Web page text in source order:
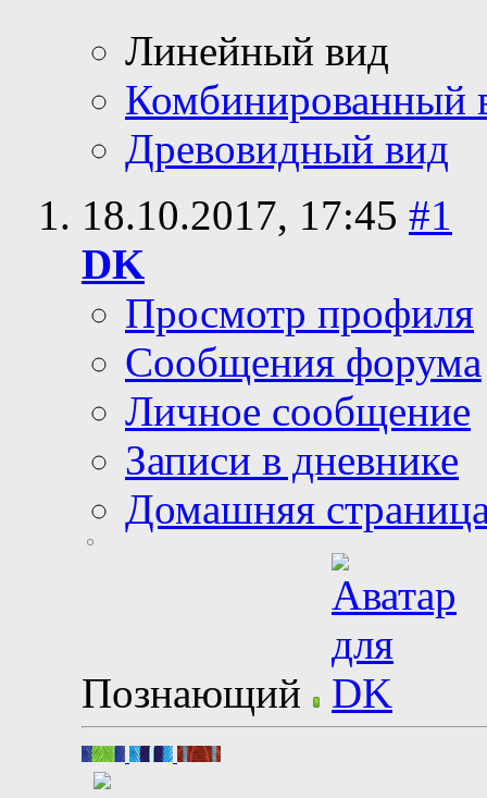
Линейный вид
Комбинированный
Древовидный вид
18.10.2017, 17:45 #1
DK
Просмотр профиля
Сообщения форума
Личное сообщение
Записи в дневнике
Домашняя
Познающий